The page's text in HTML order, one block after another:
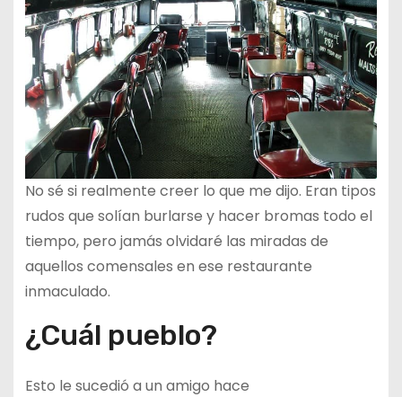
No sé si realmente creer lo que me dijo. Eran tipos
rudos que solían burlarse y hacer bromas todo el
tiempo, pero jamás olvidaré las miradas de
aquellos comensales en ese restaurante
inmaculado.
¿Cuál pueblo?
Esto le sucedió a un amigo hace